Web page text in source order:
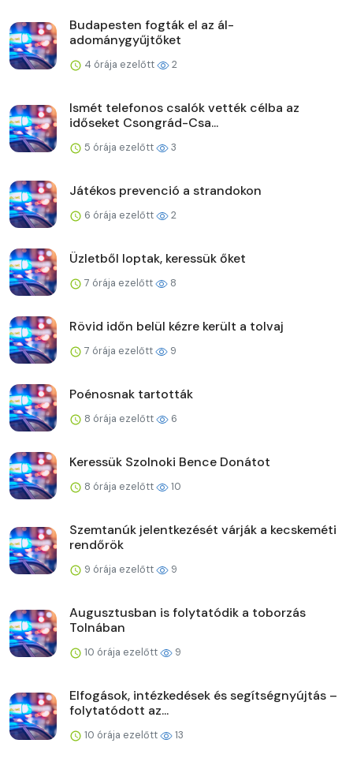
Budapesten fogták el az ál-
adománygyűjtőket
4 órája ezelőtt 2
Ismét telefonos csalók vették célba az
időseket Csongrád-Csa...
5 órája ezelőtt 3
Játékos prevenció a strandokon
6 órája ezelőtt 2
Üzletből loptak, keressük őket
7 órája ezelőtt 8
Rövid időn belül kézre került a tolvaj
7 órája ezelőtt 9
Poénosnak tartották
8 órája ezelőtt 6
Keressük Szolnoki Bence Donátot
8 órája ezelőtt 10
Szemtanúk jelentkezését várják a kecskeméti
rendőrök
9 órája ezelőtt 9
Augusztusban is folytatódik a toborzás
Tolnában
10 órája ezelőtt 9
Elfogások, intézkedések és segítségnyújtás –
folytatódott az...
10 órája ezelőtt 13